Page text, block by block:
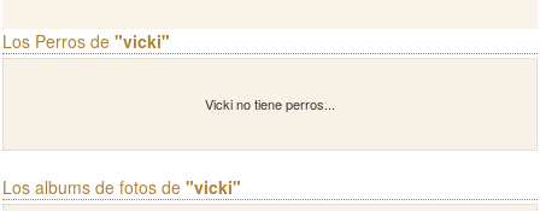
Los Perros de "vicki"
Vicki no tiene perros...
Los albums de fotos de "vicki"